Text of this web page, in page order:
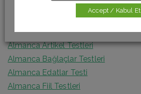
Almanca Artikel Testleri
Almanca Bağlaçlar Testleri
Almanca Edatlar Testi
Almanca Fiil Testleri
Accept / Kabul Et